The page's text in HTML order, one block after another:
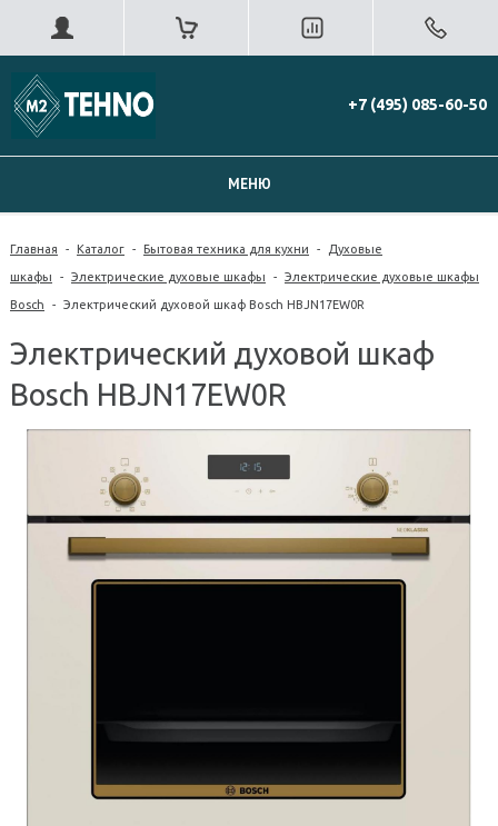
+7 (495) 085-60-50
МЕНЮ
Главная - Каталог - Бытовая техника для кухни - Духовые
шкафы - Электрические духовые шкафы - Электрические духовые шкафы
Bosch - Электрический духовой шкаф Bosch HBJN17EW0R
Электрический духовой шкаф
Bosch HBJN17EW0R